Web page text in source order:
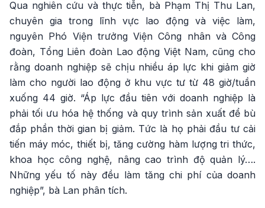
Qua nghiên cứu và thực tiễn, bà Phạm Thị Thu Lan,
chuyên gia trong lĩnh vực lao động và việc làm,
nguyên Phó Viện trưởng Viện Công nhân và Công
đoàn, Tổng Liên đoàn Lao động Việt Nam, cũng cho
rằng doanh nghiệp sẽ chịu nhiều áp lực khi giảm giờ
làm cho người lao động ở khu vực tư từ 48 giờ/tuần
xuống 44 giờ. “Áp lực đầu tiên với doanh nghiệp là
phải tối ưu hóa hệ thống và quy trình sản xuất để bù
đắp phần thời gian bị giảm. Tức là họ phải đầu tư cải
tiến máy móc, thiết bị, tăng cường hàm lượng tri thức,
khoa học công nghệ, nâng cao trình độ quản lý….
Những yếu tố này đều làm tăng chi phí của doanh
nghiệp”, bà Lan phân tích.